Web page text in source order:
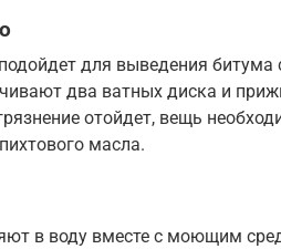
для выведения битума
два ватных диска и
отойдет, вещь
масла.
в воду вместе с моющим